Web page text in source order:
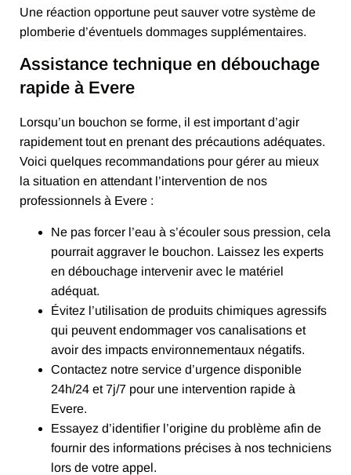
Une réaction opportune peut sauver votre système de
plomberie d’éventuels dommages supplémentaires.
Assistance technique en débouchage
rapide à Evere
Lorsqu’un bouchon se forme, il est important d’agir
rapidement tout en prenant des précautions adéquates.
Voici quelques recommandations pour gérer au mieux
la situation en attendant l’intervention de nos
professionnels à Evere :
Ne pas forcer l’eau à s’écouler sous pression, cela
pourrait aggraver le bouchon. Laissez les experts
en débouchage intervenir avec le matériel
adéquat.
Évitez l’utilisation de produits chimiques agressifs
qui peuvent endommager vos canalisations et
avoir des impacts environnementaux négatifs.
Contactez notre service d’urgence disponible
24h/24 et 7j/7 pour une intervention rapide à
Evere.
Essayez d’identifier l’origine du problème afin de
fournir des informations précises à nos techniciens
lors de votre appel.